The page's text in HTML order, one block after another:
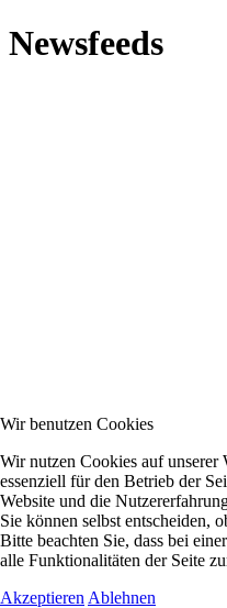
Newsfeeds
Wir benutzen Cookies
Wir nutzen Cookies auf unserer
essenziell für den Betrieb der
Website und die
Sie können selbst entscheiden,
Bitte beachten Sie, dass bei
alle Funktionalitäten der Seite
Akzeptieren Ablehnen